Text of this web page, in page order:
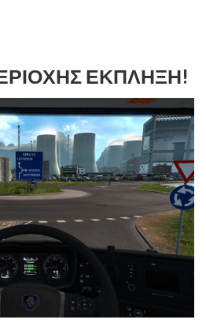
ΈΚΠΛΗΞΗ!